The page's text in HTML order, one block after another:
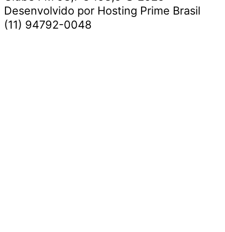
Desenvolvido por Hosting Prime Brasil
(11) 94792-0048